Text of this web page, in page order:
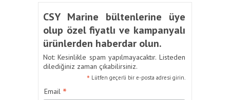
CSY Marine bültenlerine üye
olup özel fiyatlı ve kampanyalı
ürünlerden haberdar olun.
Not: Kesinlikle spam yapılmayacaktır. Listeden
dilediğiniz zaman çıkabilirsiniz.
* Lütfen geçerli bir e-posta adresi girin.
Email *